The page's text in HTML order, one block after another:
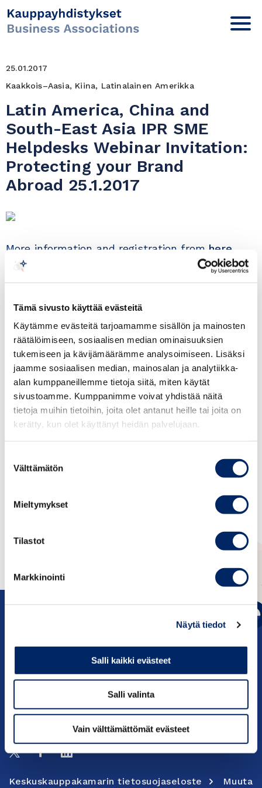
Tämä sivusto käyttää evästeitä
Käytämme evästeitä tarjoamamme sisällön ja mainosten
räätälöimiseen, sosiaalisen median ominaisuuksien
tukemiseen ja kävijämäärämme analysoimiseen. Lisäksi
jaamme sosiaalisen median, mainosalan ja analytiikka-
alan kumppaneillemme tietoja siitä, miten käytät
sivustoamme. Kumppanimme voivat yhdistää näitä
tietoja muihin tietoihin, joita olet antanut heille tai joita on
kerätty, kun olet käyttänyt heidän palvelujaan.
valinta
Välttämätön
Mieltymykset
Tilastot
Markkinointi
Näytä tiedot
Salli kaikki evästeet
Salli valinta
Vain välttämättömät evästeet
25.01.2017
Kaakkois–Aasia, Kiina, Latinalainen Amerikka
Latin America, China and
South-East Asia IPR SME
Helpdesks Webinar Invitation:
Protecting your Brand
Abroad 25.1.2017
More information and registration from here
c/o Keskuskauppakamari PL 1000, 00101
Helsinki
Seuraa meitä:
Keskuskauppakamarin tietosuojaseloste Muuta